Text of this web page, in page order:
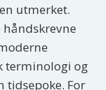
utmerket.
håndskrevne
terminologi og
tidsepoke. For